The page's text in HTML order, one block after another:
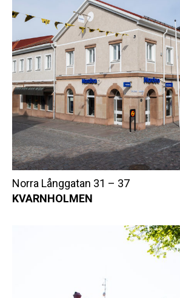
Norra Långgatan 31 – 37
KVARNHOLMEN